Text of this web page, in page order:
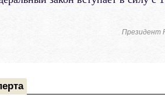
Президент